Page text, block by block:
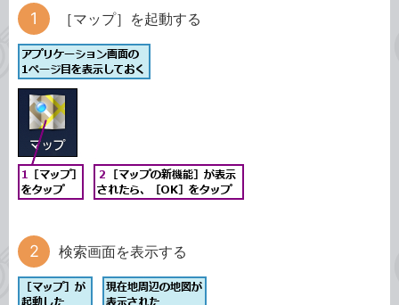
［マップ］を起動する
検索画面を表示する